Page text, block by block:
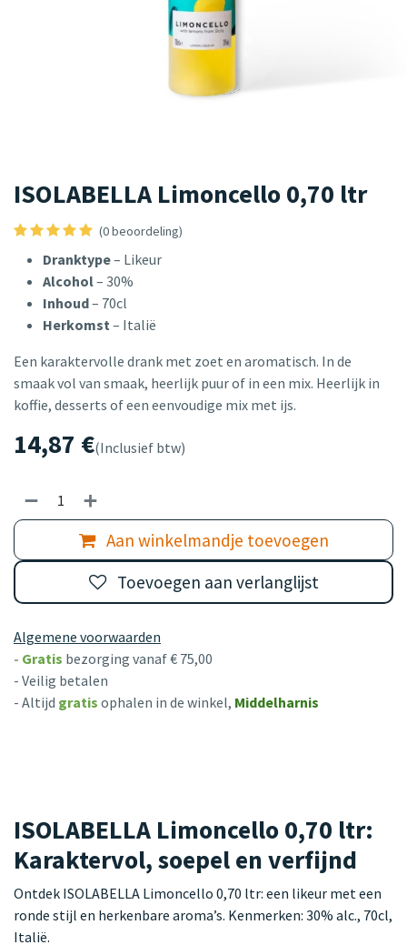
ISOLABELLA Limoncello 0,70 ltr
(0 beoordeling)
Dranktype– Likeur
Alcohol– 30%
Inhoud– 70cl
Herkomst– Italië
Een karaktervolle drank met zoet en aromatisch. In de
smaak vol van smaak, heerlijk puur of in een mix. Heerlijk in
koffie, desserts of een eenvoudige mix met ijs.
14,87 €(Inclusief btw)
Aan winkelmandje toevoegen
Toevoegen aan verlanglijst
Algemene voorwaarden
- Gratis bezorging vanaf € 75,00
- Veilig betalen
- Altijd gratis ophalen in de winkel, Middelharnis
ISOLABELLA Limoncello 0,70 ltr:
Karaktervol, soepel en verfijnd
Ontdek ISOLABELLA Limoncello 0,70 ltr: een likeur met een
ronde stijl en herkenbare aroma’s. Kenmerken: 30% alc., 70cl,
Italië.